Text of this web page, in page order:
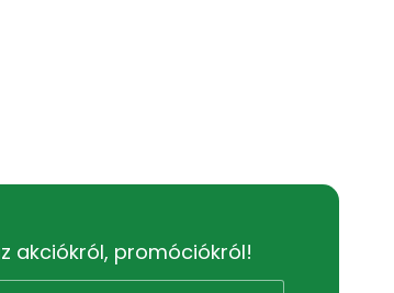
akciókról, promóciókról!